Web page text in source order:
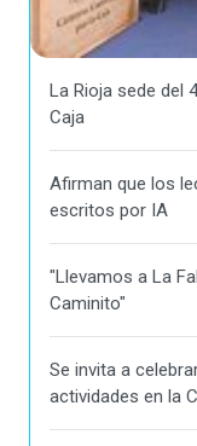
La Rioja sede del
Caja
Afirman que los
escritos por IA
"Llevamos a La
Caminito"
Se invita a
actividades en la